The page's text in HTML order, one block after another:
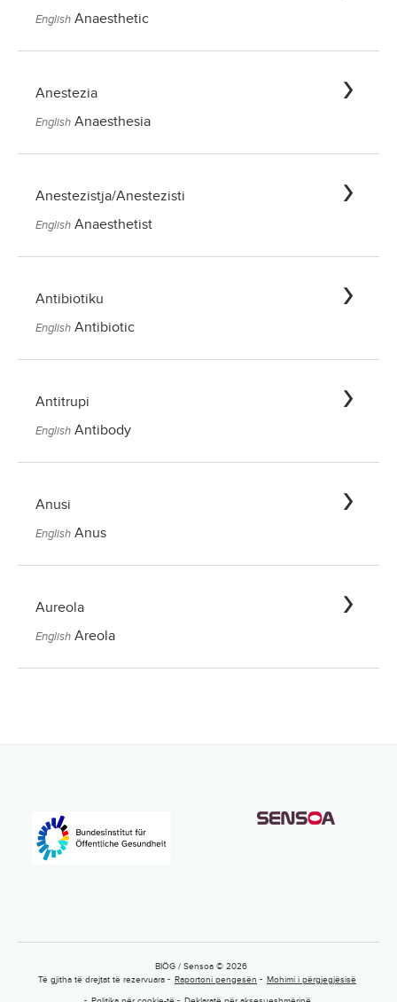
English Anaesthetic
Anestezia
English Anaesthesia
Anestezistja/Anestezisti
English Anaesthetist
Antibiotiku
English Antibiotic
Antitrupi
English Antibody
Anusi
English Anus
Aureola
English Areola
BIÖG / Sensoa © 2026
Të gjitha të drejtat të rezervuara
Raportoni pengesën Mohimi i përgjegjësisë